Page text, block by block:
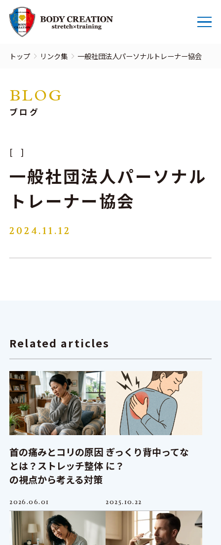
トップ リンク集 一般社団法人パーソナルトレーナー協会
ブログ
BLOG
一般社団法人パーソナル
トレーナー協会
2024.11.12
Related articles
首の痛みとコリの原因
とは？ストレッチ整体
の視点から考える対策
2026.06.01
ぎっくり背中ってな
に？
2025.10.22